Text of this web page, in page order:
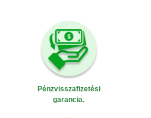
Pénzvisszafizetési
garancia.